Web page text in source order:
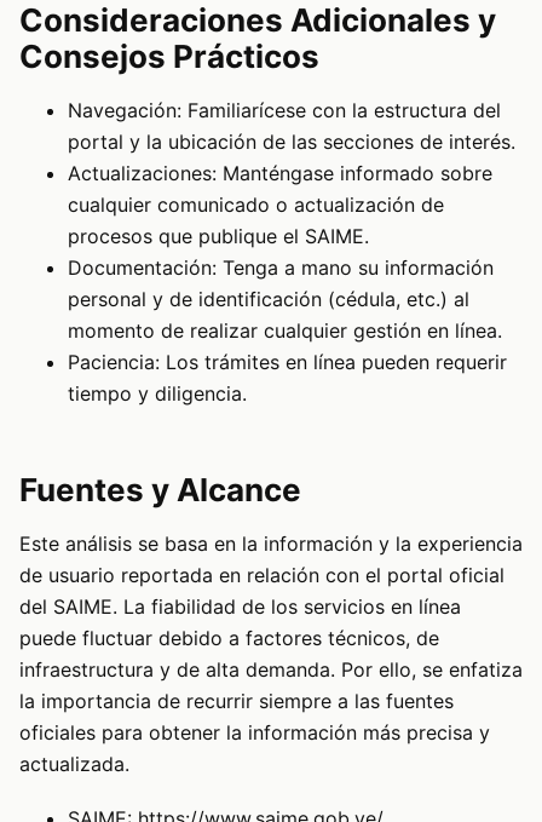
Consideraciones Adicionales y
Consejos Prácticos
Navegación: Familiarícese con la estructura del
portal y la ubicación de las secciones de interés.
Actualizaciones: Manténgase informado sobre
cualquier comunicado o actualización de
procesos que publique el SAIME.
Documentación: Tenga a mano su información
personal y de identificación (cédula, etc.) al
momento de realizar cualquier gestión en línea.
Paciencia: Los trámites en línea pueden requerir
tiempo y diligencia.
Fuentes y Alcance
Este análisis se basa en la información y la experiencia
de usuario reportada en relación con el portal oficial
del SAIME. La fiabilidad de los servicios en línea
puede fluctuar debido a factores técnicos, de
infraestructura y de alta demanda. Por ello, se enfatiza
la importancia de recurrir siempre a las fuentes
oficiales para obtener la información más precisa y
actualizada.